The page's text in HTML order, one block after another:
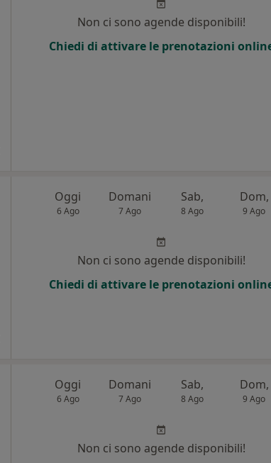
Non ci sono agende disponibili!
Chiedi di attivare le prenotazioni
Oggi
6 Ago
Domani
7 Ago
Sab,
8 Ago
Dom,
9 Ago
Non ci sono agende disponibili!
Chiedi di attivare le prenotazioni
Oggi
6 Ago
Domani
7 Ago
Sab,
8 Ago
Dom,
9 Ago
Non ci sono agende disponibili!